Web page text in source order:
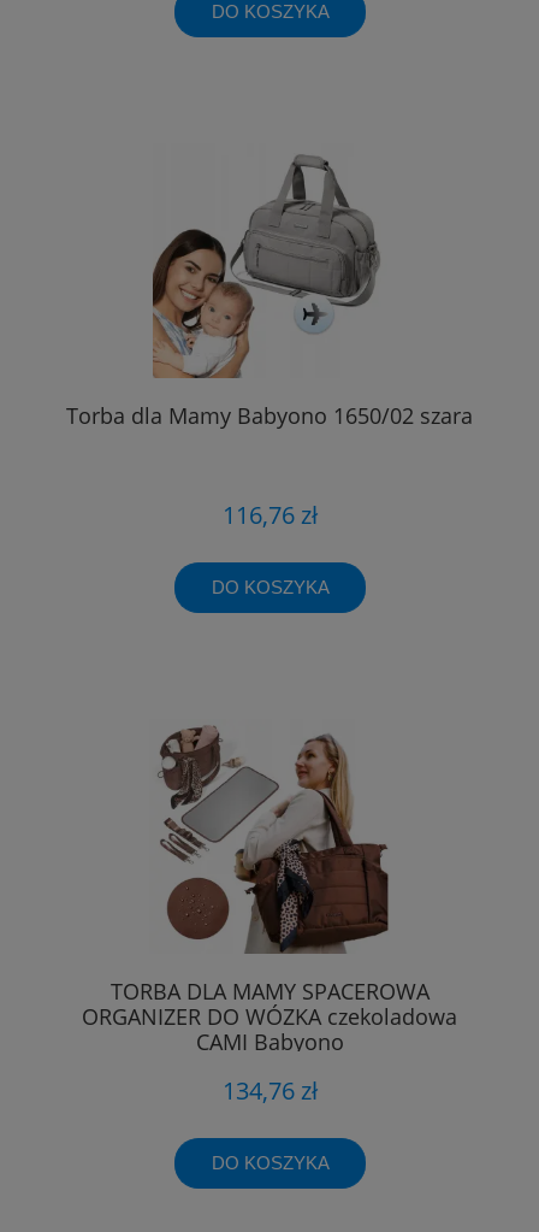
DO KOSZYKA
Torba dla Mamy Babyono 1650/02 szara
116,76 zł
DO KOSZYKA
TORBA DLA MAMY SPACEROWA
ORGANIZER DO WÓZKA czekoladowa
CAMI Babyono
134,76 zł
DO KOSZYKA